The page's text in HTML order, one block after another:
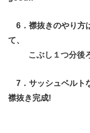
6．襟抜きのやり方
て、
こぶし１つ分後ろ
7．サッシュベルト
襟抜き完成!